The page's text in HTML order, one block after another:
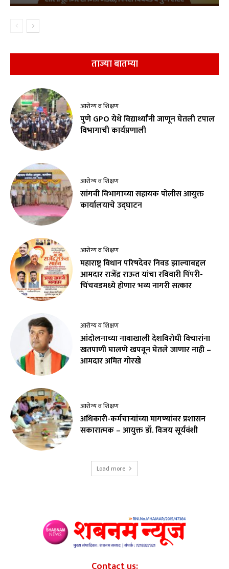
ताज्या बातम्या
आरोग्य व शिक्षण
पुणे GPO येथे विद्यार्थ्यांनी जाणून घेतली टपाल
विभागाची कार्यप्रणाली
आरोग्य व शिक्षण
सांगवी विभागाच्या सहायक पोलीस आयुक्त
कार्यालयाचे उद्घाटन
आरोग्य व शिक्षण
महाराष्ट्र विधान परिषदेवर निवड झाल्याबद्दल
आमदार राजेंद्र राऊत यांचा रविवारी पिंपरी-
चिंचवडमध्ये होणार भव्य नागरी सत्कार
आरोग्य व शिक्षण
आंदोलनाच्या नावाखाली देशविरोधी विचारांना
खतपाणी घालणे खपवून घेतले जाणार नाही –
आमदार अमित गोरखे
आरोग्य व शिक्षण
अधिकारी-कर्मचाऱ्यांच्या मागण्यांवर प्रशासन
सकारात्मक – आयुक्त डॉ. विजय सूर्यवंशी
Load more